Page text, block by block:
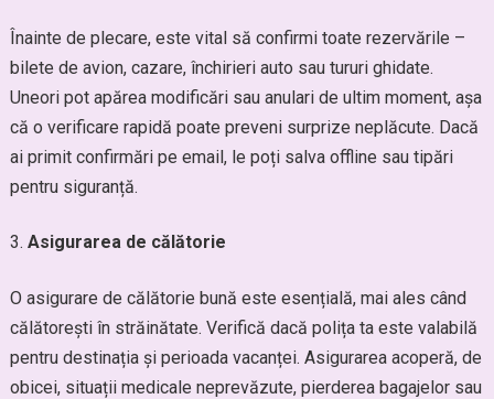
Înainte de plecare, este vital să confirmi toate rezervările –
bilete de avion, cazare, închirieri auto sau tururi ghidate.
Uneori pot apărea modificări sau anulari de ultim moment, așa
că o verificare rapidă poate preveni surprize neplăcute. Dacă
ai primit confirmări pe email, le poți salva offline sau tipări
pentru siguranță.
Asigurarea de călătorie
O asigurare de călătorie bună este esențială, mai ales când
călătorești în străinătate. Verifică dacă polița ta este valabilă
pentru destinația și perioada vacanței. Asigurarea acoperă, de
obicei, situații medicale neprevăzute, pierderea bagajelor sau